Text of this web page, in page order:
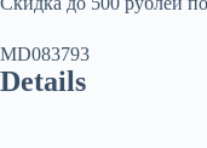
MD083793
Details